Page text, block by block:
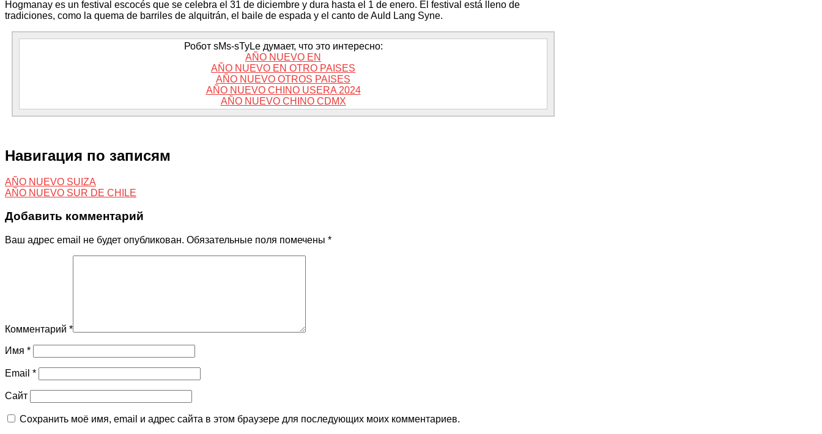
Hogmanay es un festival escocés que se celebra el 31 de diciembre y dura hasta el 1 de enero. El festival está lleno de
tradiciones, como la quema de barriles de alquitrán, el baile de espada y el canto de Auld Lang Syne.
Робот sMs-sTyLe думает, что это интересно:
AÑO NUEVO EN
AÑO NUEVO EN OTRO PAISES
AÑO NUEVO OTROS PAISES
AÑO NUEVO CHINO USERA 2024
AÑO NUEVO CHINO CDMX
Навигация по записям
AÑO NUEVO SUIZA
AÑO NUEVO SUR DE CHILE
Добавить комментарий
Ваш адрес email не будет опубликован. Обязательные поля помечены *
Комментарий *
Имя *
Email *
Сайт
Сохранить моё имя, email и адрес сайта в этом браузере для последующих моих комментариев.